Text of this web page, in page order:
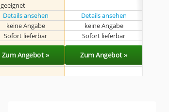
geeignet
Details ansehen Details ansehen
keine Angabe
keine Angabe
Sofort lieferbar Sofort lieferbar
Zum Angebot » Zum Angebot »